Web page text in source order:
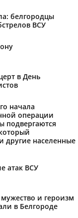
белгородцы
ВСУ
в День
начала
операции
подвергаются
другие населенные
атак ВСУ
и героизм
в Белгороде